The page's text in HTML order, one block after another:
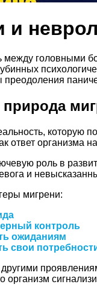
между головными
природа
которую
ответ организма
роль в
и
мигрени:
контроль
ожиданиям
свои
организм